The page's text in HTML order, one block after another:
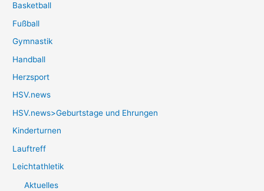
Basketball
Fußball
Gymnastik
Handball
Herzsport
HSV.news
HSV.news>Geburtstage und Ehrungen
Kinderturnen
Lauftreff
Leichtathletik
Aktuelles